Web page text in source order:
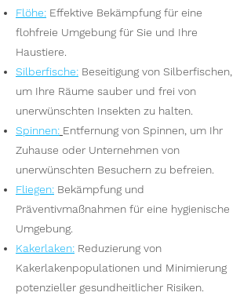
Flöhe: Effektive Bekämpfung für eine
flohfreie Umgebung für Sie und Ihre
Haustiere.
Silberfische: Beseitigung von Silberfischen,
um Ihre Räume sauber und frei von
unerwünschten Insekten zu halten.
Spinnen: Entfernung von Spinnen, um Ihr
Zuhause oder Unternehmen von
unerwünschten Besuchern zu befreien.
Fliegen: Bekämpfung und
Präventivmaßnahmen für eine hygienische
Umgebung.
Kakerlaken: Reduzierung von
Kakerlakenpopulationen und Minimierung
potenzieller gesundheitlicher Risiken.